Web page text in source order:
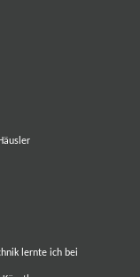
lernte ich bei